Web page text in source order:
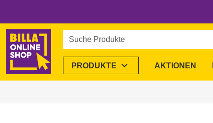
Suche Produkte
PRODUKTE expand_more AKTIONEN